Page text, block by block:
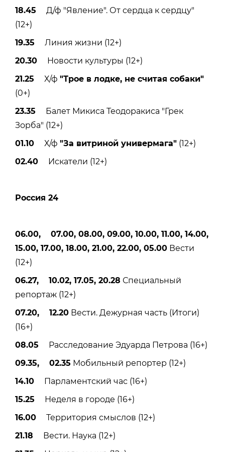
18.45 Д/ф "Явление". От сердца к сердцу"
(12+)
19.35 Линия жизни (12+)
20.30 Новости культуры (12+)
21.25 Х/ф "Трое в лодке, не считая собаки"
(0+)
23.35 Балет Микиса Теодоракиса "Грек
Зорба" (12+)
01.10 Х/ф "За витриной универмага" (12+)
02.40 Искатели (12+)
Россия 24
06.00, 07.00, 08.00, 09.00, 10.00, 11.00, 14.00,
15.00, 17.00, 18.00, 21.00, 22.00, 05.00 Вести
(12+)
06.27, 10.02, 17.05, 20.28 Специальный
репортаж (12+)
07.20, 12.20 Вести. Дежурная часть (Итоги)
(16+)
08.05 Расследование Эдуарда Петрова (16+)
09.35, 02.35 Мобильный репортер (12+)
14.10 Парламентский час (16+)
15.25 Неделя в городе (16+)
16.00 Территория смыслов (12+)
21.18 Вести. Наука (12+)